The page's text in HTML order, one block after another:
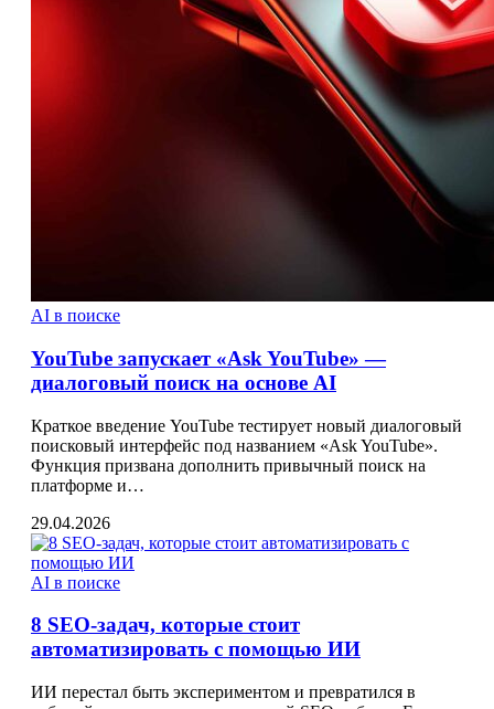
AI в поиске
YouTube запускает «Ask YouTube» —
диалоговый поиск на основе AI
Краткое введение YouTube тестирует новый диалоговый
поисковый интерфейс под названием «Ask YouTube».
Функция призвана дополнить привычный поиск на
платформе и…
29.04.2026
AI в поиске
8 SEO‑задач, которые стоит
автоматизировать с помощью ИИ
ИИ перестал быть экспериментом и превратился в